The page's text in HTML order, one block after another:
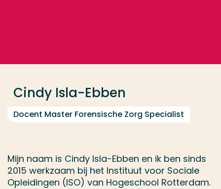
Cindy Isla-Ebben
Docent Master Forensische Zorg Specialist
Mijn naam is Cindy Isla-Ebben en ik ben sinds
2015 werkzaam bij het Instituut voor Sociale
Opleidingen (ISO) van Hogeschool Rotterdam.
Opleiding
Contact